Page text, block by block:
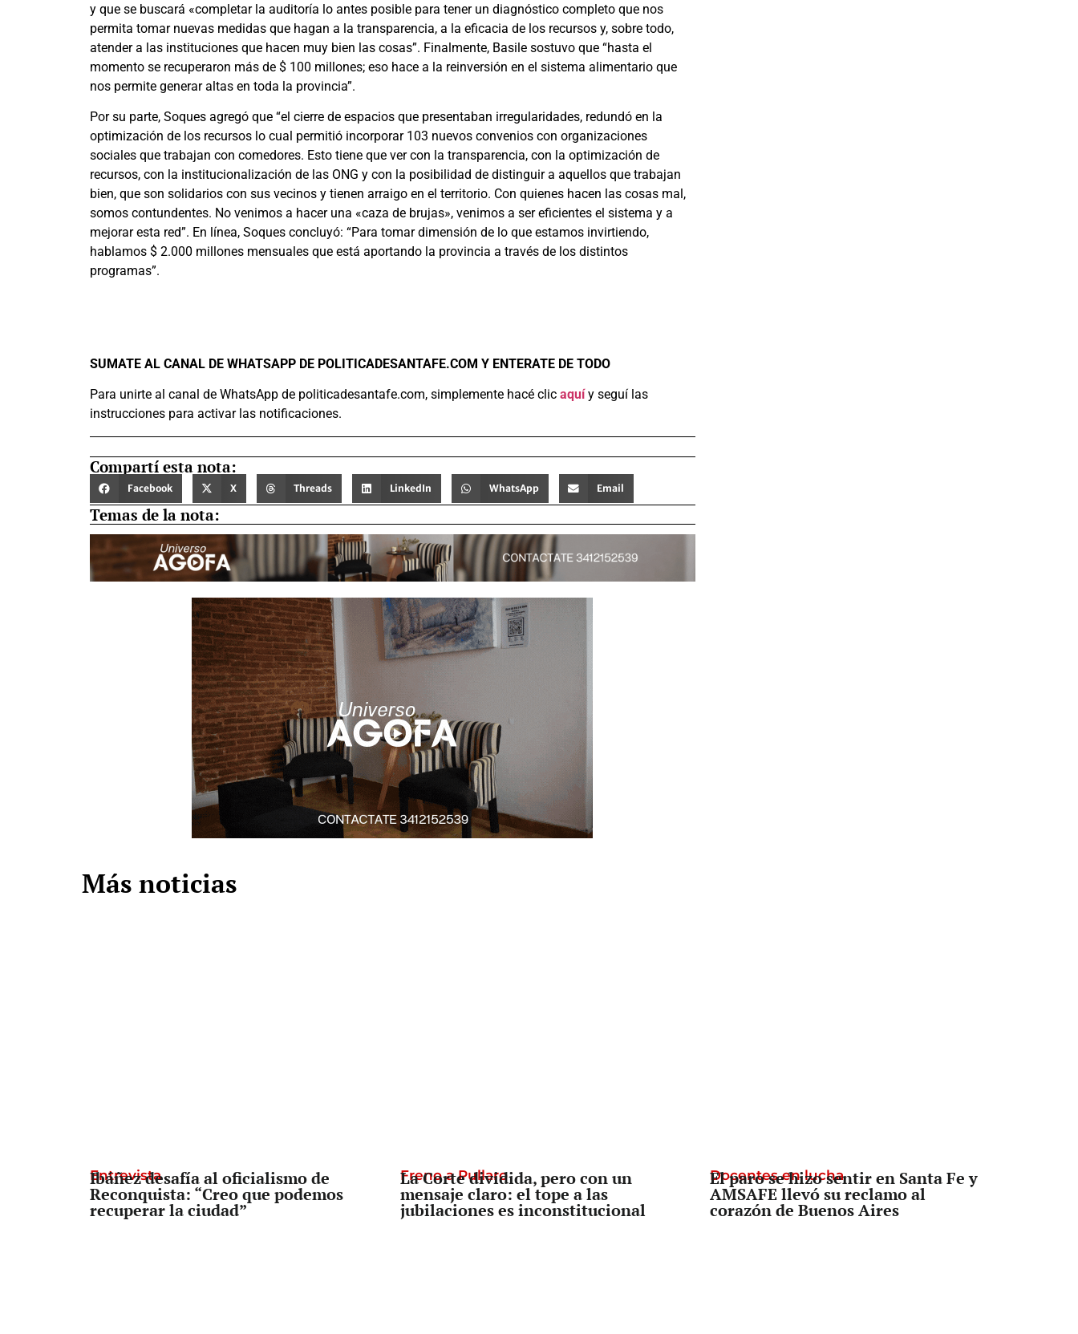
y que se buscará «completar la auditoría lo antes posible para tener un diagnóstico completo que nos
permita tomar nuevas medidas que hagan a la transparencia, a la eficacia de los recursos y, sobre todo,
atender a las instituciones que hacen muy bien las cosas”. Finalmente, Basile sostuvo que “hasta el
momento se recuperaron más de $ 100 millones; eso hace a la reinversión en el sistema alimentario que
nos permite generar altas en toda la provincia”.
Por su parte, Soques agregó que “el cierre de espacios que presentaban irregularidades, redundó en la
optimización de los recursos lo cual permitió incorporar 103 nuevos convenios con organizaciones
sociales que trabajan con comedores. Esto tiene que ver con la transparencia, con la optimización de
recursos, con la institucionalización de las ONG y con la posibilidad de distinguir a aquellos que trabajan
bien, que son solidarios con sus vecinos y tienen arraigo en el territorio. Con quienes hacen las cosas mal,
somos contundentes. No venimos a hacer una «caza de brujas», venimos a ser eficientes el sistema y a
mejorar esta red”. En línea, Soques concluyó: “Para tomar dimensión de lo que estamos invirtiendo,
hablamos $ 2.000 millones mensuales que está aportando la provincia a través de los distintos
programas”.
SUMATE AL CANAL DE WHATSAPP DE POLITICADESANTAFE.COM Y ENTERATE DE TODO
Para unirte al canal de WhatsApp de politicadesantafe.com, simplemente hacé clic aquíy seguí las
instrucciones para activar las notificaciones.
Compartí esta nota:
Facebook X Threads LinkedIn WhatsApp Email
Temas de la nota:
Más noticias
Entrevista
Ibáñez desafía al oficialismo de
Reconquista: “Creo que podemos
recuperar la ciudad”
Freno a Pullaro
La Corte dividida, pero con un
mensaje claro: el tope a las
jubilaciones es inconstitucional
Docentes en lucha
El paro se hizo sentir en Santa Fe y
AMSAFE llevó su reclamo al
corazón de Buenos Aires